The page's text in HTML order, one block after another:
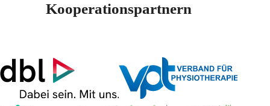
Kooperationspartnern